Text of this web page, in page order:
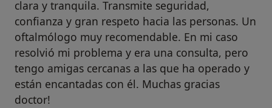
clara y tranquila. Transmite seguridad,
confianza y gran respeto hacia las personas. Un
oftalmólogo muy recomendable. En mi caso
resolvió mi problema y era una consulta, pero
tengo amigas cercanas a las que ha operado y
están encantadas con él. Muchas gracias
doctor!